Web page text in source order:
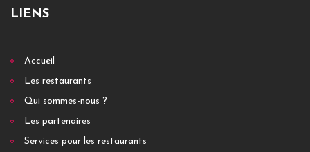
LIENS
Accueil
Les restaurants
Qui sommes-nous ?
Les partenaires
Services pour les restaurants